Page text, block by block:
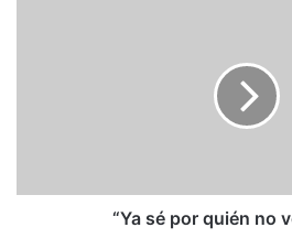
“Ya sé por quién no